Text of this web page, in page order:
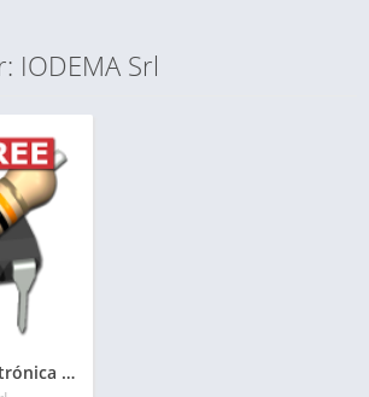
IODEMA Srl
Electrodoc – electrónica en tus manos